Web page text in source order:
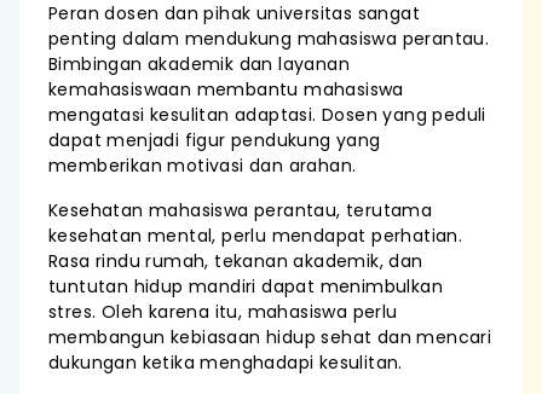
Peran dosen dan pihak universitas sangat
penting dalam mendukung mahasiswa perantau.
Bimbingan akademik dan layanan
kemahasiswaan membantu mahasiswa
mengatasi kesulitan adaptasi. Dosen yang peduli
dapat menjadi figur pendukung yang
memberikan motivasi dan arahan.
Kesehatan mahasiswa perantau, terutama
kesehatan mental, perlu mendapat perhatian.
Rasa rindu rumah, tekanan akademik, dan
tuntutan hidup mandiri dapat menimbulkan
stres. Oleh karena itu, mahasiswa perlu
membangun kebiasaan hidup sehat dan mencari
dukungan ketika menghadapi kesulitan.